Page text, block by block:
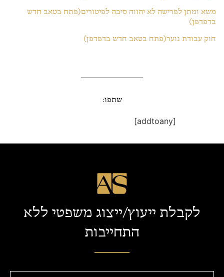
משא ומתן לפרישה לא יהווה סיבה לפיטורים(פתח בטאב חדש
בדפדפן)
חוק עבודת נוער(פתח בטאב חדש בדפדפן)
שתפו:
[addtoany]
לקבלת ייעוץ/ייצוג משפטי ללא
התחייבות